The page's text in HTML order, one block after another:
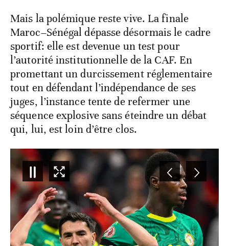
Mais la polémique reste vive. La finale
Maroc–Sénégal dépasse désormais le cadre
sportif: elle est devenue un test pour
l’autorité institutionnelle de la CAF. En
promettant un durcissement réglementaire
tout en défendant l’indépendance de ses
juges, l’instance tente de refermer une
séquence explosive sans éteindre un débat
qui, lui, est loin d’être clos.